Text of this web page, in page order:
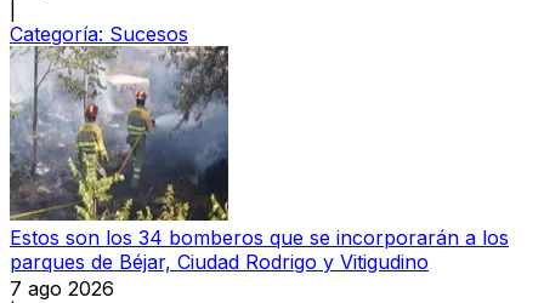
Categoría: Sucesos
Estos son los 34 bomberos que se incorporarán a los
parques de Béjar, Ciudad Rodrigo y Vitigudino
7 ago 2026